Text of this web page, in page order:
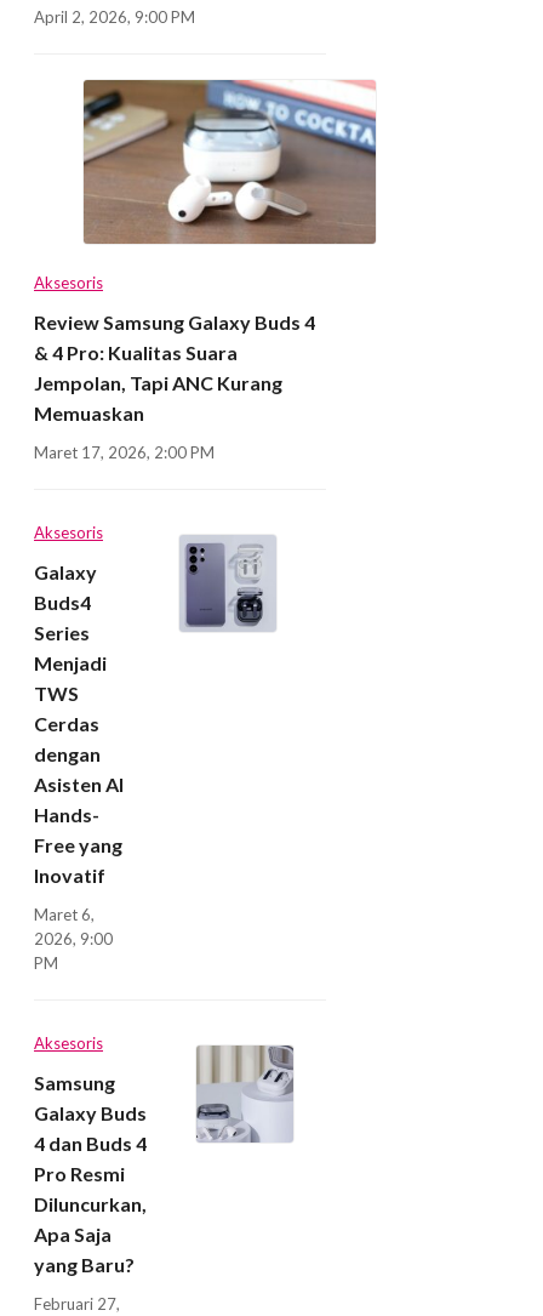
April 2, 2026, 9:00 PM
Aksesoris
Review Samsung Galaxy Buds 4
& 4 Pro: Kualitas Suara
Jempolan, Tapi ANC Kurang
Memuaskan
Maret 17, 2026, 2:00 PM
Aksesoris
Galaxy
Buds4
Series
Menjadi
TWS
Cerdas
dengan
Asisten AI
Hands-
Free yang
Inovatif
Maret 6,
2026, 9:00
PM
Aksesoris
Samsung
Galaxy Buds
4 dan Buds 4
Pro Resmi
Diluncurkan,
Apa Saja
yang Baru?
Februari 27,